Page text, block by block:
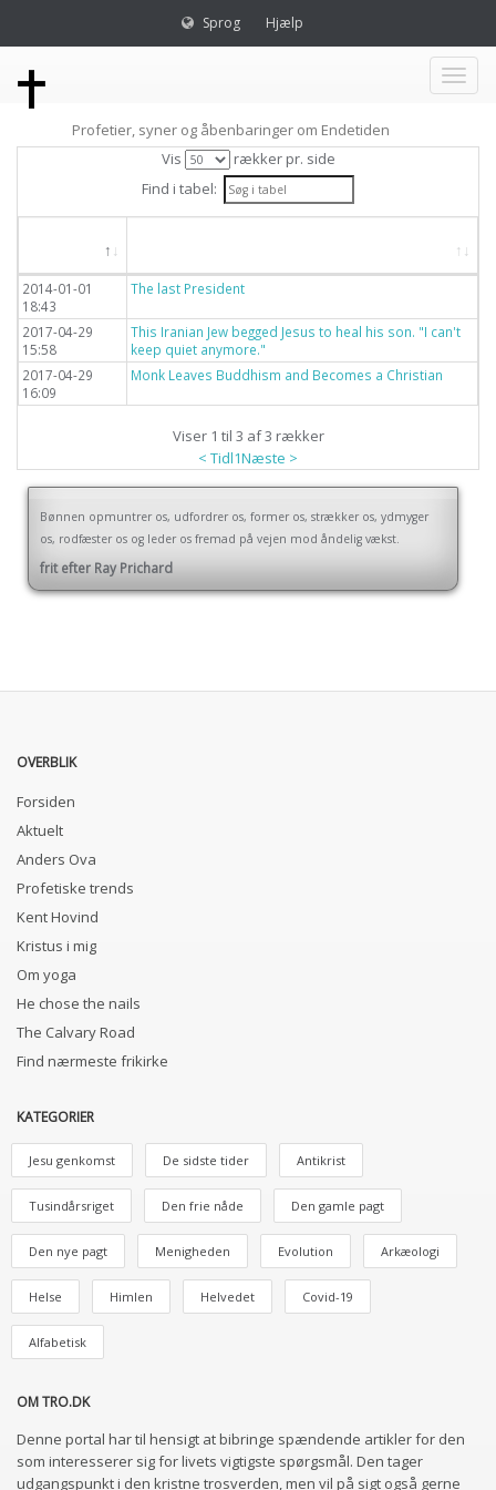
Sprog Hjælp
Toggle
Profetier, syner og åbenbaringer om Endetiden
Vis
rækker pr. side
Find i tabel:
2014-01-01
18:43
The last President
2017-04-29
15:58
This Iranian Jew begged Jesus to heal his son. "I can't
keep quiet anymore."
2017-04-29
16:09
Monk Leaves Buddhism and Becomes a Christian
Viser 1 til 3 af 3 rækker
< Tidl1Næste >
Bønnen opmuntrer os, udfordrer os, former os, strækker os, ydmyger
os, rodfæster os og leder os fremad på vejen mod åndelig vækst.
frit efter Ray Prichard
OVERBLIK
Forsiden
Aktuelt
Anders Ova
Profetiske trends
Kent Hovind
Kristus i mig
Om yoga
He chose the nails
The Calvary Road
Find nærmeste frikirke
KATEGORIER
Jesu genkomst De sidste tider Antikrist
Tusindårsriget Den frie nåde Den gamle pagt
Den nye pagt Menigheden Evolution Arkæologi
Helse Himlen Helvedet Covid-19
Alfabetisk
OM TRO.DK
Denne portal har til hensigt at bibringe spændende artikler for den
som interesserer sig for livets vigtigste spørgsmål. Den tager
udgangspunkt i den kristne trosverden, men vil på sigt også gerne